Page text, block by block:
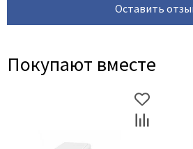
Valcomp
Verum
Оставить
Покупают вместе